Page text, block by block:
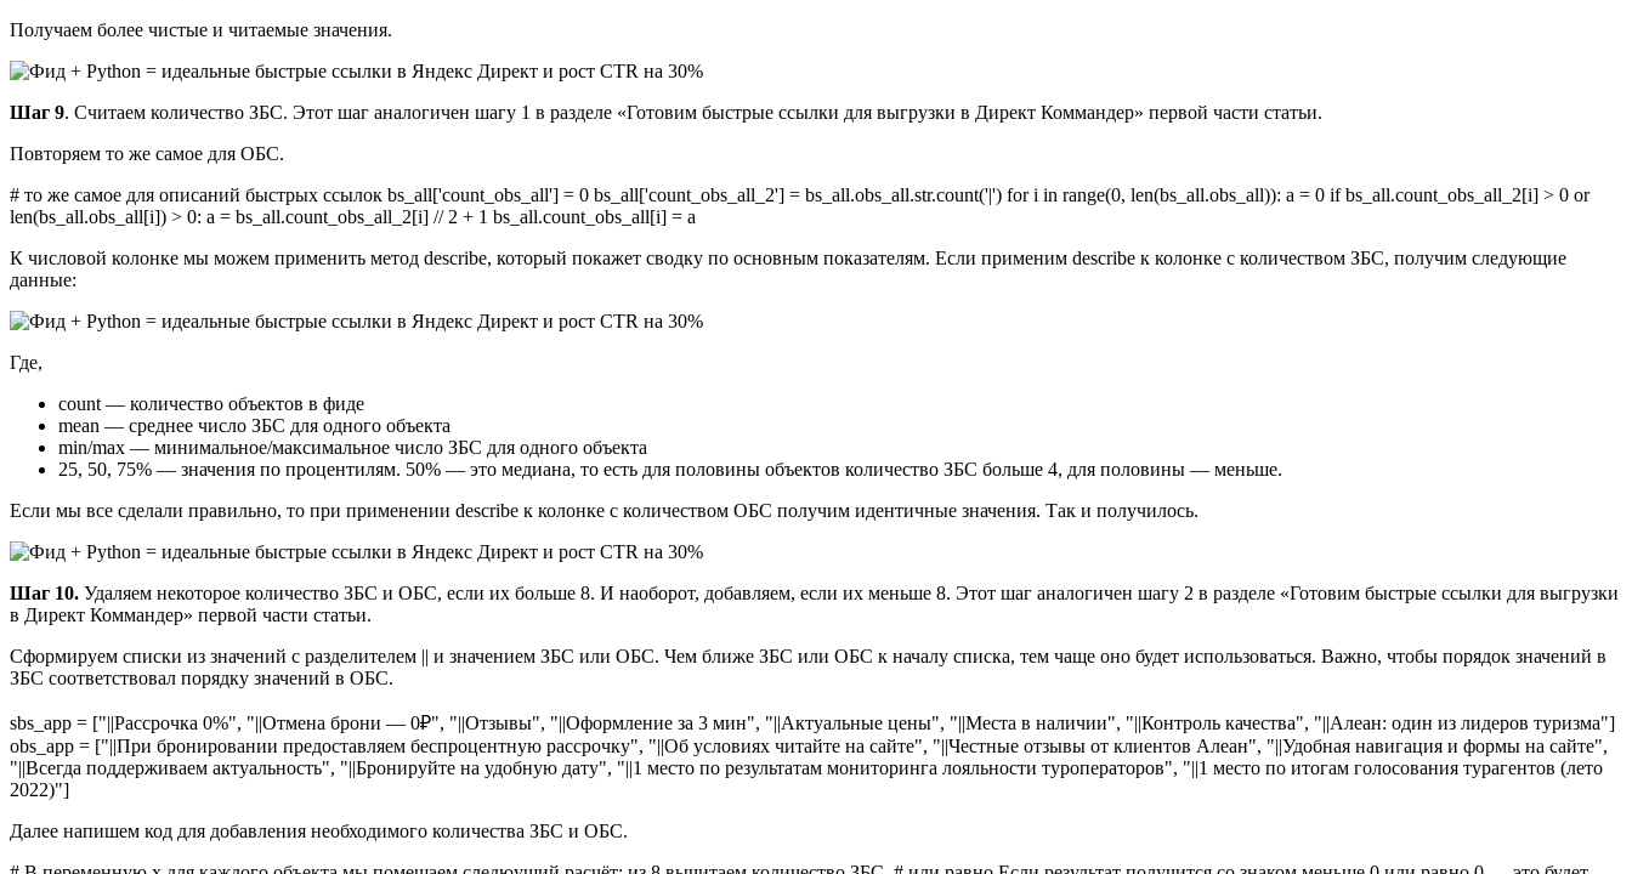
Получаем более чистые и читаемые значения.
Шаг 9. Считаем количество ЗБС. Этот шаг аналогичен шагу 1 в разделе «Готовим быстрые ссылки для выгрузки в Директ Коммандер» первой части статьи.
Повторяем то же самое для ОБС.
# то же самое для описаний быстрых ссылок bs_all['count_obs_all'] = 0 bs_all['count_obs_all_2'] = bs_all.obs_all.str.count('|') for i in range(0, len(bs_all.obs_all)): a = 0 if bs_all.count_obs_all_2[i] > 0 or
len(bs_all.obs_all[i]) > 0: a = bs_all.count_obs_all_2[i] // 2 + 1 bs_all.count_obs_all[i] = a
К числовой колонке мы можем применить метод describe, который покажет сводку по основным показателям. Если применим describe к колонке с количеством ЗБС, получим следующие
данные:
Где,
count — количество объектов в фиде
mean — среднее число ЗБС для одного объекта
min/max — минимальное/максимальное число ЗБС для одного объекта
25, 50, 75% — значения по процентилям. 50% — это медиана, то есть для половины объектов количество ЗБС больше 4, для половины — меньше.
Если мы все сделали правильно, то при применении describe к колонке с количеством ОБС получим идентичные значения. Так и получилось.
Шаг 10. Удаляем некоторое количество ЗБС и ОБС, если их больше 8. И наоборот, добавляем, если их меньше 8. Этот шаг аналогичен шагу 2 в разделе «Готовим быстрые ссылки для выгрузки
в Директ Коммандер» первой части статьи.
Сформируем списки из значений с разделителем || и значением ЗБС или ОБС. Чем ближе ЗБС или ОБС к началу списка, тем чаще оно будет использоваться. Важно, чтобы порядок значений в
ЗБС соответствовал порядку значений в ОБС.
sbs_app = ["||Рассрочка 0%", "||Отмена брони — 0₽", "||Отзывы", "||Оформление за 3 мин", "||Актуальные цены", "||Места в наличии", "||Контроль качества", "||Алеан: один из лидеров туризма"]
obs_app = ["||При бронировании предоставляем беспроцентную рассрочку", "||Об условиях читайте на сайте", "||Честные отзывы от клиентов Алеан", "||Удобная навигация и формы на сайте",
"||Всегда поддерживаем актуальность", "||Бронируйте на удобную дату", "||1 место по результатам мониторинга лояльности туроператоров", "||1 место по итогам голосования турагентов (лето
2022)"]
Далее напишем код для добавления необходимого количества ЗБС и ОБС.